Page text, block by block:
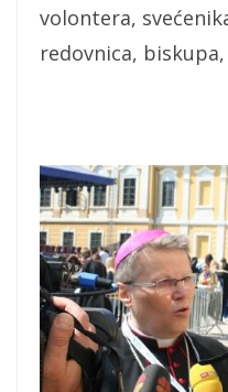
volontera,
redovnica,